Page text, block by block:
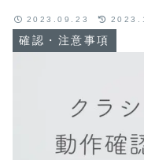
確認・注意事項
2023.09.23